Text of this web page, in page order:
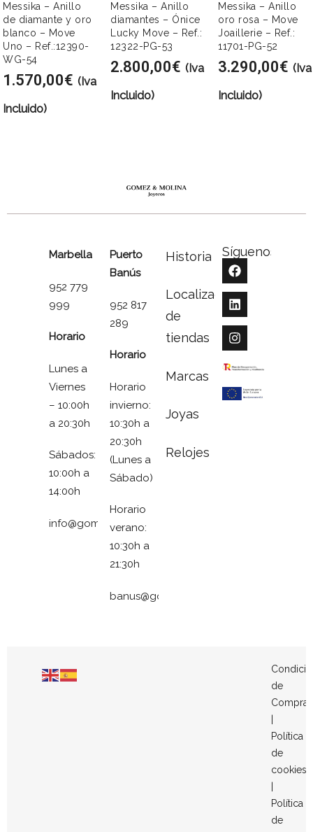
Messika – Anillo
de diamante y oro
blanco – Move
Uno – Ref.:12390-
WG-54
1.570,00€ (Iva
Incluido)
Messika – Anillo
diamantes – Ónice
Lucky Move – Ref.:
12322-PG-53
2.800,00€ (Iva
Incluido)
Messika – Anillo
oro rosa – Move
Joaillerie – Ref.:
11701-PG-52
3.290,00€ (Iva
Incluido)
Marbella
952 779
999
Horario
Lunes a
Viernes
– 10:00h
a 20:30h
Sábados:
10:00h a
14:00h
info@gomezymolina.com
Puerto
Banús
952 817
289
Horario
Horario
invierno:
10:30h a
20:30h
(Lunes a
Sábado)
Horario
verano:
10:30h a
21:30h
banus@gomezymolina.com
Historia
Localizador
de
tiendas
Marcas
Joyas
Relojes
Síguenos
de
Compra
Política
de
cookies
Política
de